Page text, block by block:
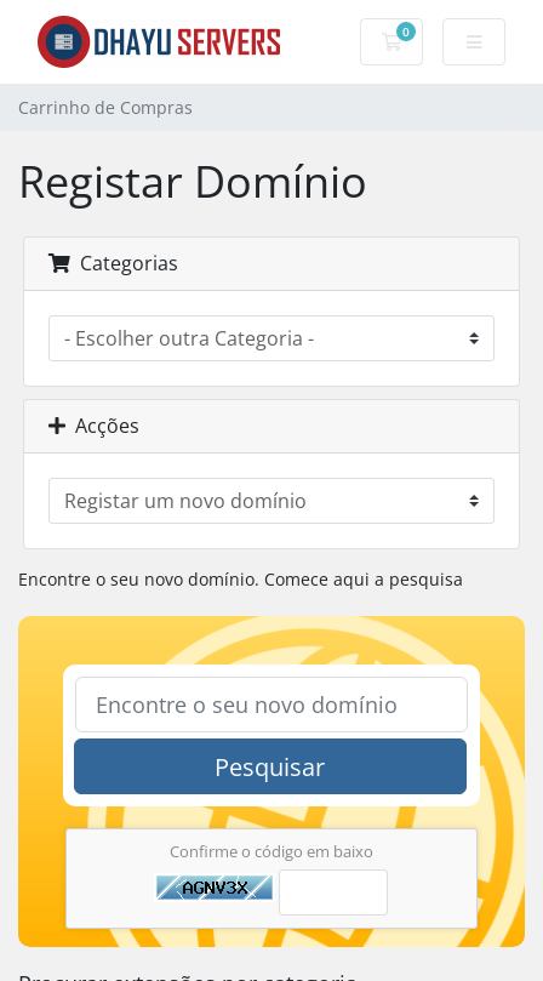
0
Carrinho de
Carrinho de Compras
Registar Domínio
Categorias
Acções
Encontre o seu novo domínio. Comece aqui a pesquisa
Pesquisar
Confirme o código em baixo